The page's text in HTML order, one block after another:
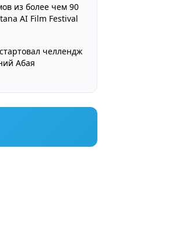
из более чем 90
AI Film Festival
челлендж
Абая